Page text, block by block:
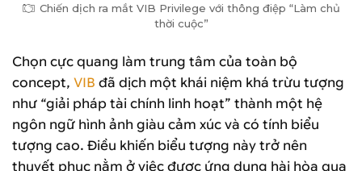
Chiến dịch ra mắt VIB Privilege với thông điệp “Làm chủ
thời cuộc”
Chọn cực quang làm trung tâm của toàn bộ
concept, VIB đã dịch một khái niệm khá trừu tượng
như “giải pháp tài chính linh hoạt” thành một hệ
ngôn ngữ hình ảnh giàu cảm xúc và có tính biểu
tượng cao. Điều khiến biểu tượng này trở nên
thuyết phục nằm ở việc được ứng dụng hài hòa qua